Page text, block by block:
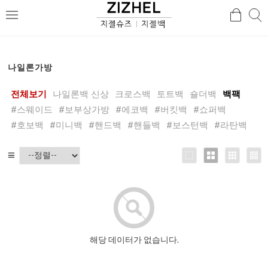
메
검
나일론가방
전체보기 나일론백 신상 크로스백 토트백 숄더백
백팩
#스웨이드
#보부상가방 #에코백 #버킷백
#쇼퍼백
#호보백
#미니백 #핸드백 #핸들백 #보스턴백 #라탄백
해당 데이터가 없습니다.